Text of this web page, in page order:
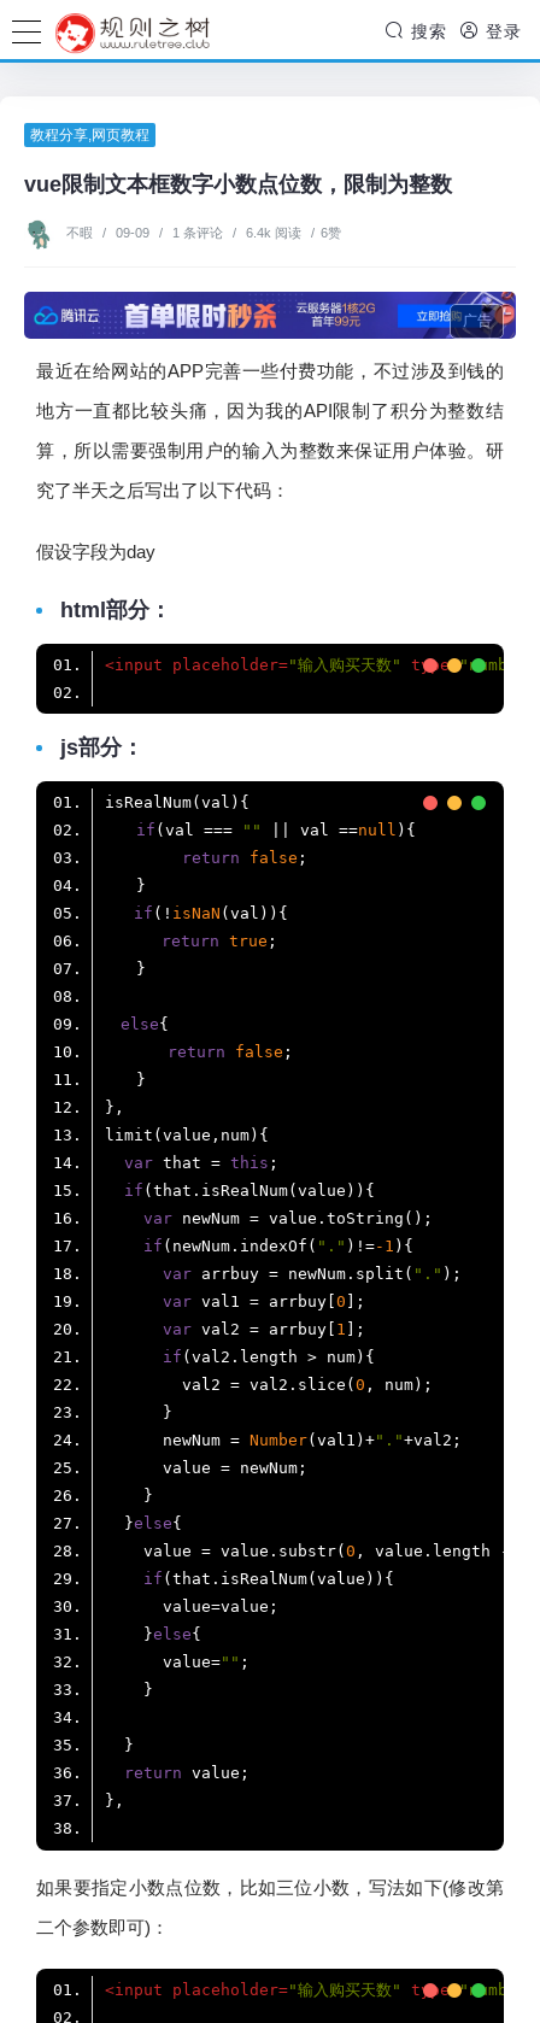
搜索 登录
教程分享,网页教程
vue限制文本框数字小数点位数，限制为整数
不暇 / 09-09 / 1 条评论 / 6.4k 阅读 / 6赞
广告
最近在给网站的APP完善一些付费功能，不过涉及到钱的
地方一直都比较头痛，因为我的API限制了积分为整数结
算，所以需要强制用户的输入为整数来保证用户体验。研
究了半天之后写出了以下代码：
假设字段为day
html部分：
<input placeholder="输入购买天数" type="number"
js部分：
if (val === "" || val ==null
return
false
if (! isNaN
return
true
else
return
false
var that = this
if
var
if (newNum.indexOf( "." )!=-1
var arrbuy = newNum.split( "."
var val1 = arrbuy[0
var val2 = arrbuy[ 1
if
        val2 = val2.slice(
0
      newNum =
Number(val1)+"."
  }
else
    value = value.substr(
0 , value.length -
if
    }
else
      value=
""
return
如果要指定小数点位数，比如三位小数，写法如下(修改第
二个参数即可)：
<input placeholder="输入购买天数" type="number"